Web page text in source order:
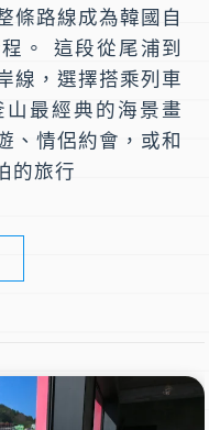
條路線成為韓國自
。 這段從尾浦到
線，選擇搭乘列車
最經典的海景畫
、情侶約會，或和
的旅行